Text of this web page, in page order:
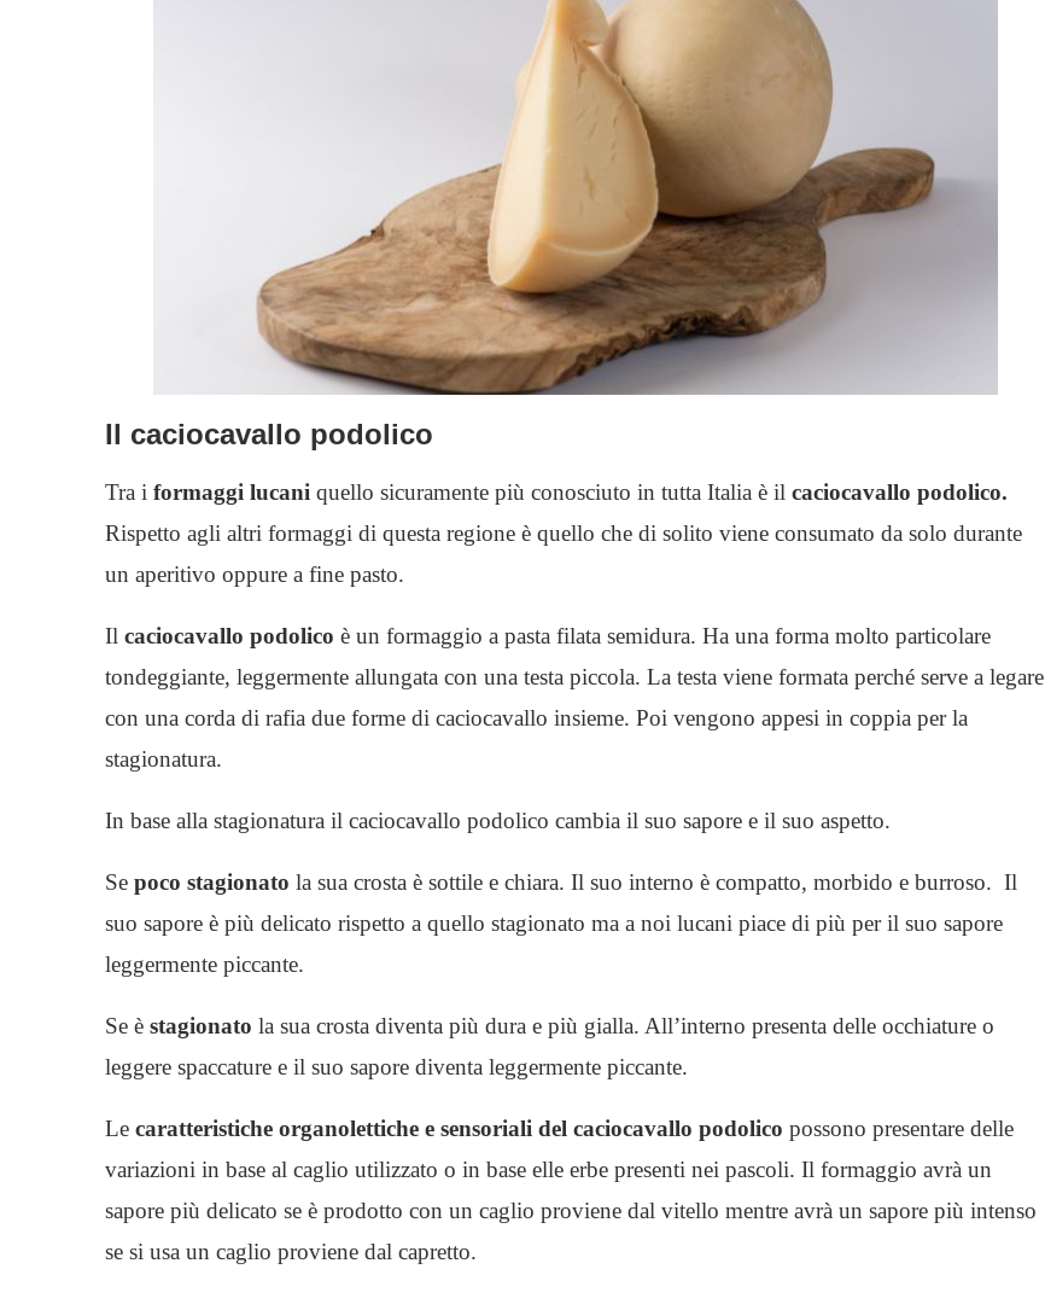
Il caciocavallo podolico
Tra i formaggi lucani quello sicuramente più conosciuto in tutta Italia è il caciocavallo podolico.
Rispetto agli altri formaggi di questa regione è quello che di solito viene consumato da solo durante
un aperitivo oppure a fine pasto.
Il caciocavallo podolico è un formaggio a pasta filata semidura. Ha una forma molto particolare
tondeggiante, leggermente allungata con una testa piccola. La testa viene formata perché serve a legare
con una corda di rafia due forme di caciocavallo insieme. Poi vengono appesi in coppia per la
stagionatura.
In base alla stagionatura il caciocavallo podolico cambia il suo sapore e il suo aspetto.
Se poco stagionato la sua crosta è sottile e chiara. Il suo interno è compatto, morbido e burroso. Il
suo sapore è più delicato rispetto a quello stagionato ma a noi lucani piace di più per il suo sapore
leggermente piccante.
Se è stagionato la sua crosta diventa più dura e più gialla. All’interno presenta delle occhiature o
leggere spaccature e il suo sapore diventa leggermente piccante.
Le caratteristiche organolettiche e sensoriali del caciocavallo podolico possono presentare delle
variazioni in base al caglio utilizzato o in base elle erbe presenti nei pascoli. Il formaggio avrà un
sapore più delicato se è prodotto con un caglio proviene dal vitello mentre avrà un sapore più intenso
se si usa un caglio proviene dal capretto.